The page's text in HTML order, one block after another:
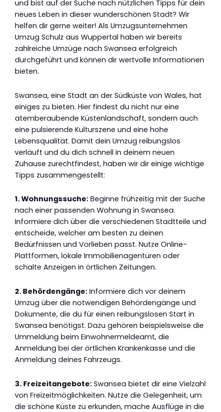
und bist auf der Suche nach nützlichen Tipps für dein
neues Leben in dieser wunderschönen Stadt? Wir
helfen dir gerne weiter! Als Umzugsunternehmen
Umzug Schulz aus Wuppertal haben wir bereits
zahlreiche Umzüge nach Swansea erfolgreich
durchgeführt und können dir wertvolle Informationen
bieten.
Swansea, eine Stadt an der Südküste von Wales, hat
einiges zu bieten. Hier findest du nicht nur eine
atemberaubende Küstenlandschaft, sondern auch
eine pulsierende Kulturszene und eine hohe
Lebensqualität. Damit dein Umzug reibungslos
verläuft und du dich schnell in deinem neuen
Zuhause zurechtfindest, haben wir dir einige wichtige
Tipps zusammengestellt:
1. Wohnungssuche: Beginne frühzeitig mit der Suche
nach einer passenden Wohnung in Swansea.
Informiere dich über die verschiedenen Stadtteile und
entscheide, welcher am besten zu deinen
Bedürfnissen und Vorlieben passt. Nutze Online-
Plattformen, lokale Immobilienagenturen oder
schalte Anzeigen in örtlichen Zeitungen.
2. Behördengänge: Informiere dich vor deinem
Umzug über die notwendigen Behördengänge und
Dokumente, die du für einen reibungslosen Start in
Swansea benötigst. Dazu gehören beispielsweise die
Ummeldung beim Einwohnermeldeamt, die
Anmeldung bei der örtlichen Krankenkasse und die
Anmeldung deines Fahrzeugs.
3. Freizeitangebote: Swansea bietet dir eine Vielzahl
von Freizeitmöglichkeiten. Nutze die Gelegenheit, um
die schöne Küste zu erkunden, mache Ausflüge in die